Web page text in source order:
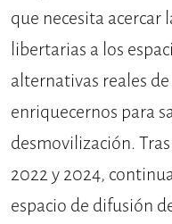
que necesita acercar
libertarias a los
alternativas reales
enriquecernos para
desmovilización.
2022 y 2024,
espacio de difusión